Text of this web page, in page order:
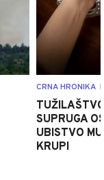
CRNA HRONIKA
SUPRUGA
UBISTVO
KRUPI